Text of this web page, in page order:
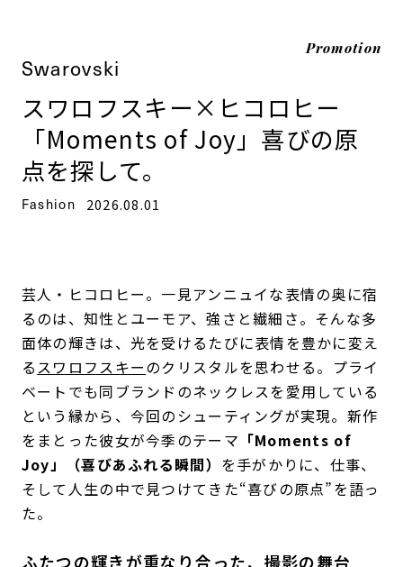
Promotion
Swarovski
スワロフスキー×ヒコロヒー
「Moments of Joy」喜びの原
点を探して。
Fashion 2026.08.01
芸人・ヒコロヒー。一見アンニュイな表情の奥に宿
るのは、知性とユーモア、強さと繊細さ。そんな多
面体の輝きは、光を受けるたびに表情を豊かに変え
るスワロフスキーのクリスタルを思わせる。プライ
ベートでも同ブランドのネックレスを愛用している
という縁から、今回のシューティングが実現。新作
をまとった彼女が今季のテーマ 「Moments of
Joy」（喜びあふれる瞬間） を手がかりに、仕事、
そして人生の中で見つけてきた“喜びの原点”を語っ
た。
ふたつの輝きが重なり合った、撮影の舞台